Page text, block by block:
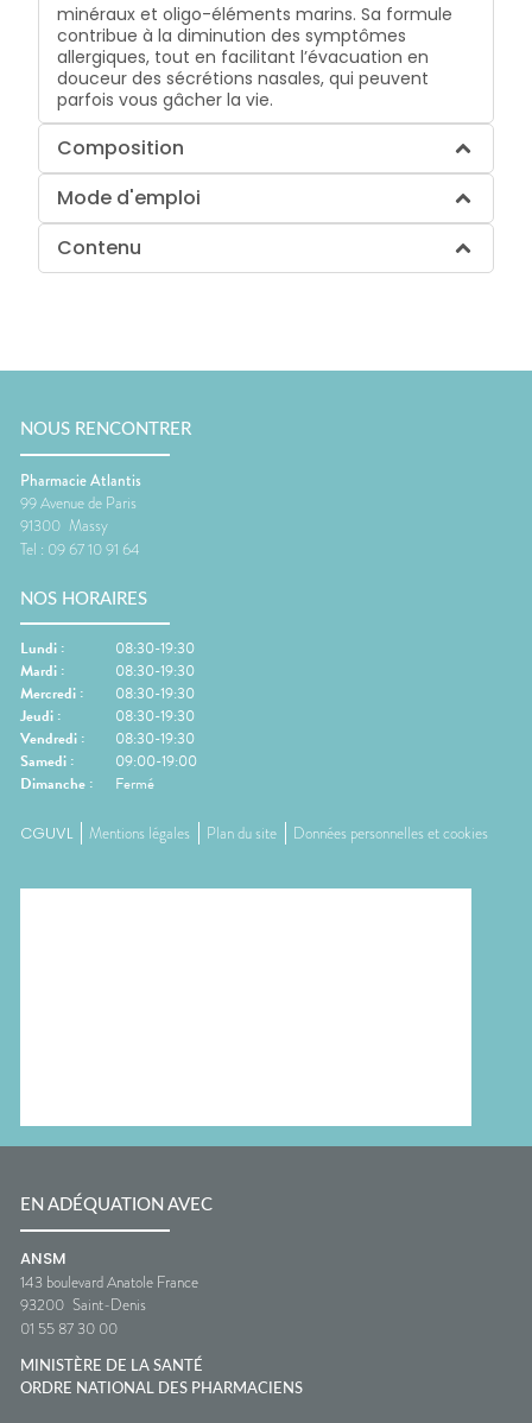
minéraux et oligo-éléments marins. Sa formule
contribue à la diminution des symptômes
allergiques, tout en facilitant l’évacuation en
douceur des sécrétions nasales, qui peuvent
parfois vous gâcher la vie.
Composition
Mode d'emploi
Contenu
NOUS RENCONTRER
Pharmacie Atlantis
99 Avenue de Paris
91300 Massy
Tel : 09 67 10 91 64
NOS HORAIRES
Lundi :
08:30-19:30
Mardi :
08:30-19:30
Mercredi :
08:30-19:30
Jeudi :
08:30-19:30
Vendredi :
08:30-19:30
Samedi :
09:00-19:00
Dimanche : Fermé
CGUVL Mentions légales Plan du site Données personnelles et cookies
EN ADÉQUATION AVEC
ANSM
143 boulevard Anatole France
93200 Saint-Denis
01 55 87 30 00
MINISTÈRE DE LA SANTÉ
ORDRE NATIONAL DES PHARMACIENS